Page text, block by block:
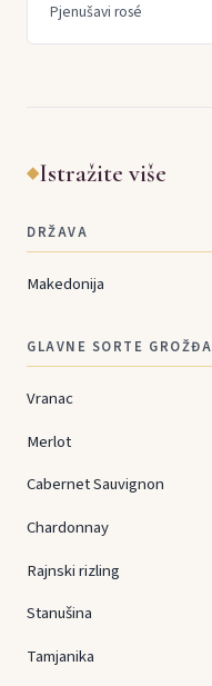
Pjenušavi rosé
◆Istražite više
DRŽAVA
Makedonija
GLAVNE SORTE GROŽĐA
Vranac
Merlot
Cabernet Sauvignon
Chardonnay
Rajnski rizling
Stanušina
Tamjanika